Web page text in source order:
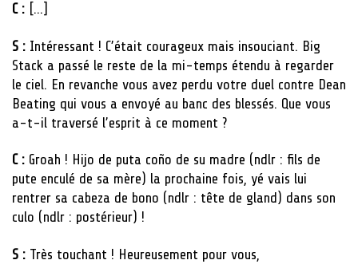
C : […]
S : Intéressant ! C’était courageux mais insouciant. Big
Stack a passé le reste de la mi-temps étendu à regarder
le ciel. En revanche vous avez perdu votre duel contre Dean
Beating qui vous a envoyé au banc des blessés. Que vous
a-t-il traversé l’esprit à ce moment ?
C : Groah ! Hijo de puta coño de su madre (ndlr : fils de
pute enculé de sa mère) la prochaine fois, yé vais lui
rentrer sa cabeza de bono (ndlr : tête de gland) dans son
culo (ndlr : postérieur) !
S : Très touchant ! Heureusement pour vous,